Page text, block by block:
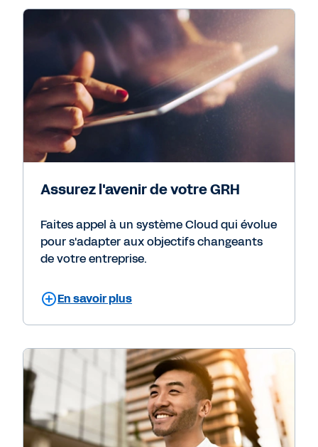
Assurez l'avenir de votre GRH
Faites appel à un système Cloud qui évolue
pour s'adapter aux objectifs changeants
de votre entreprise.
En savoir plus